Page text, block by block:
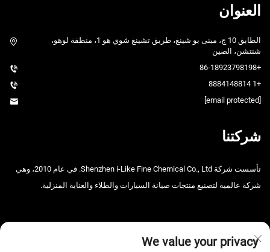
العنوان
الطابق 10 ج، مبنى بو شينغ، طريق تشينغ شوي هو 1، منطقة لوهو،
شنتشن، الصين
+86-18923798198
+1 8884148814
شركتنا
تأسست شركة Shenzhen i-Like Fine Chemical Co., Ltd. في عام 2010، وهي
شركة عالمية لتصنيع منتجات صيانة السيارات والطلاء والعناية المنزلية.
We value your privacy